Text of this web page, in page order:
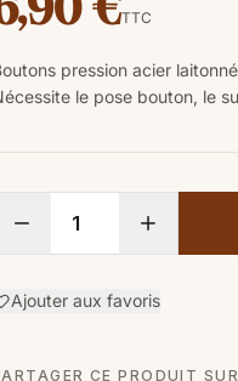
TTC
pression acier
le pose bouton, le
Ajouter aux favoris
CE PRODUIT